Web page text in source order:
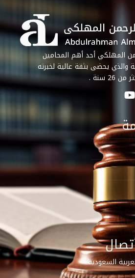
المهلكي أحد أهم المحامين
يحضى بثقة عالية لخبرته
سنة .
السعودية